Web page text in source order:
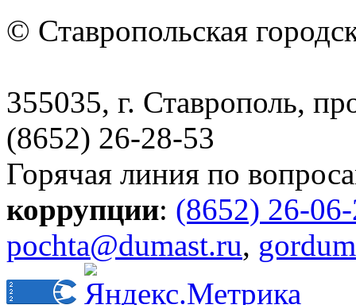
© Ставропольская
355035, г. Ставрополь,
(8652) 26-28-53
Горячая линия по
коррупции: (8652) 26-
pochta@dumast.ru,